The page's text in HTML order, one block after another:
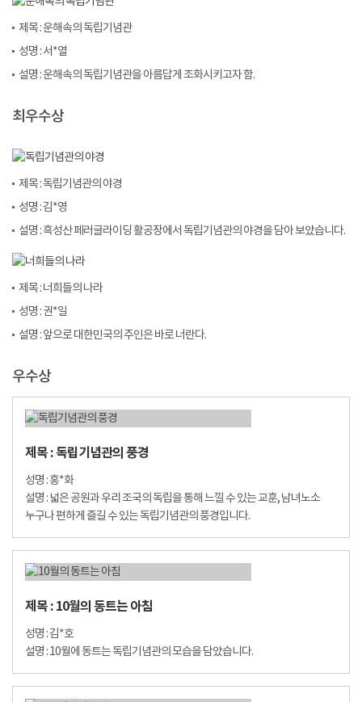
제목 : 운해속의 독립기념관
성명 : 서*열
설명 : 운해속의 독립기념관을 아름답게 조화시키고자 함.
최우수상
제목 : 독립기념관의 야경
성명 : 김*영
설명 : 흑성산 페러글라이딩 활공장에서 독립기념관의 야경을 담아 보았습니다.
제목 : 너희들의 나라
성명 : 권*일
설명 : 앞으로 대한민국의 주인은 바로 너란다.
우수상
제목 : 독립기념관의 풍경
성명 : 홍*화
설명 : 넓은 공원과 우리 조국의 독립을 통해 느낄 수 있는 교훈, 남녀노소
누구나 편하게 즐길 수 있는 독립기념관의 풍경입니다.
제목 : 10월의 동트는 아침
성명 : 김*호
설명 : 10월에 동트는 독립기념관의 모습을 담았습니다.